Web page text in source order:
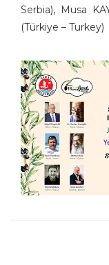
Serbia), Musa
(Türkiye – Turkey)